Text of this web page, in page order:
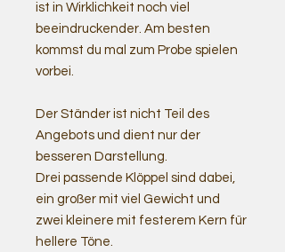
ist in Wirklichkeit noch viel
beeindruckender. Am besten
kommst du mal zum Probe spielen
vorbei.
Der Ständer ist nicht Teil des
Angebots und dient nur der
besseren Darstellung.
Drei passende Klöppel sind dabei,
ein großer mit viel Gewicht und
zwei kleinere mit festerem Kern für
hellere Töne.